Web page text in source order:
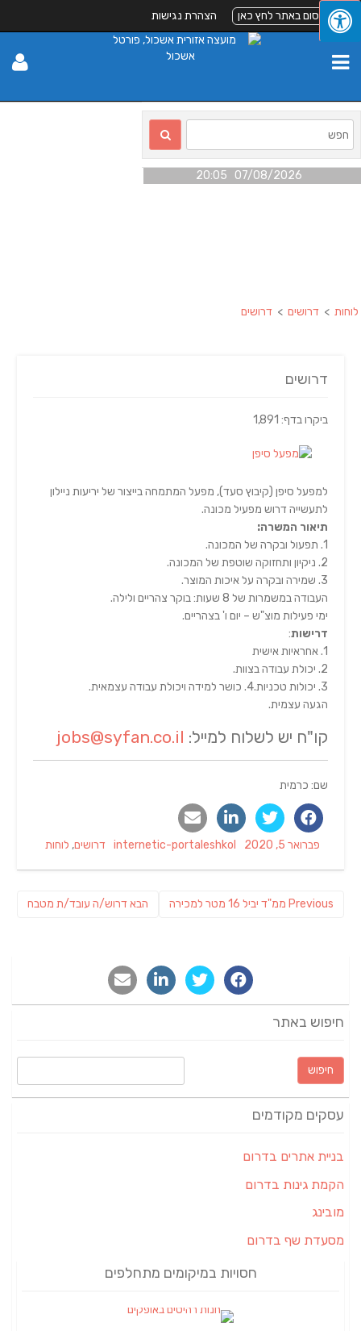
לפרסום באתר לחץ כאן הצהרת נגישות
07/08/2026 20:05
לוחות > דרושים > דרושים
דרושים
ביקרו בדף: 1,891
למפעל סיפן (קיבוץ סעד), מפעל המתמחה בייצור של יריעות ניילון
לתעשייה דרוש מפעיל מכונה.
תיאור המשרה:
1. תפעול ובקרה של המכונה.
2. ניקיון ותחזוקה שוטפת של המכונה.
3. שמירה ובקרה על איכות המוצר.
העבודה במשמרות של 8 שעות: בוקר צהריים ולילה.
ימי פעילות מוצ"ש – יום ו' בצהריים.
דרישות:
1. אחראיות אישית
2. יכולת עבודה בצוות.
3. יכולות טכניות.4. כושר למידה ויכולת עבודה עצמאית.
הגעה עצמית.
קו"ח יש לשלוח למייל: jobs@syfan.co.il
שם: כרמית
Posted
פברואר 5, 2020 Author
internetic-portaleshkol
Categories
דרושים, לוחות
Previous
Previous
ממ"ד יביל 16 מטר למכירה הבא פוסט
דרוש/ה עובד/ת מטבח
חיפוש באתר
חיפוש:
עסקים מקודמים
בניית אתרים בדרום
הקמת גינות בדרום
מובינג
מסעדת שף בדרום
חסויות במיקומים מתחלפים